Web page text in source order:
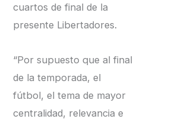
cuartos de final de la
presente Libertadores.
“Por supuesto que al final
de la temporada, el
fútbol, el tema de mayor
centralidad, relevancia e